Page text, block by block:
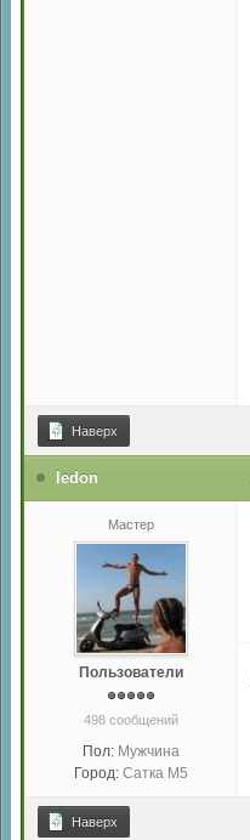
Наверх
ledon
Мастер
Пользователи
498 сообщений
Пол: Мужчина
Город: Сатка М5
Наверх